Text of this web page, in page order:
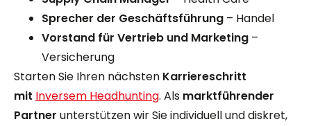
Sprecher der Geschäftsführung – Handel
Vorstand für Vertrieb und Marketing –
Versicherung
Starten Sie Ihren nächsten Karriereschritt
mit Inversem Headhunting. Als marktführender
Partner unterstützen wir Sie individuell und diskret,